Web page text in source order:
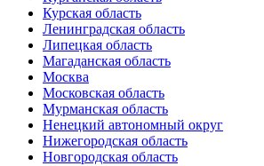
Курская область
Ленинградская область
Липецкая область
Магаданская область
Москва
Московская область
Мурманская область
Ненецкий автономный округ
Нижегородская область
Новгородская область